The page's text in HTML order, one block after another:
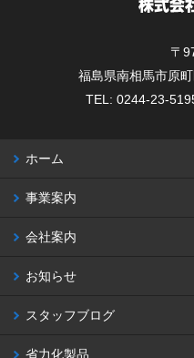
〒
福島県南相馬市原
TEL: 0244-23-
ホーム
事業案内
会社案内
お知らせ
スタッフブログ
省力化製品